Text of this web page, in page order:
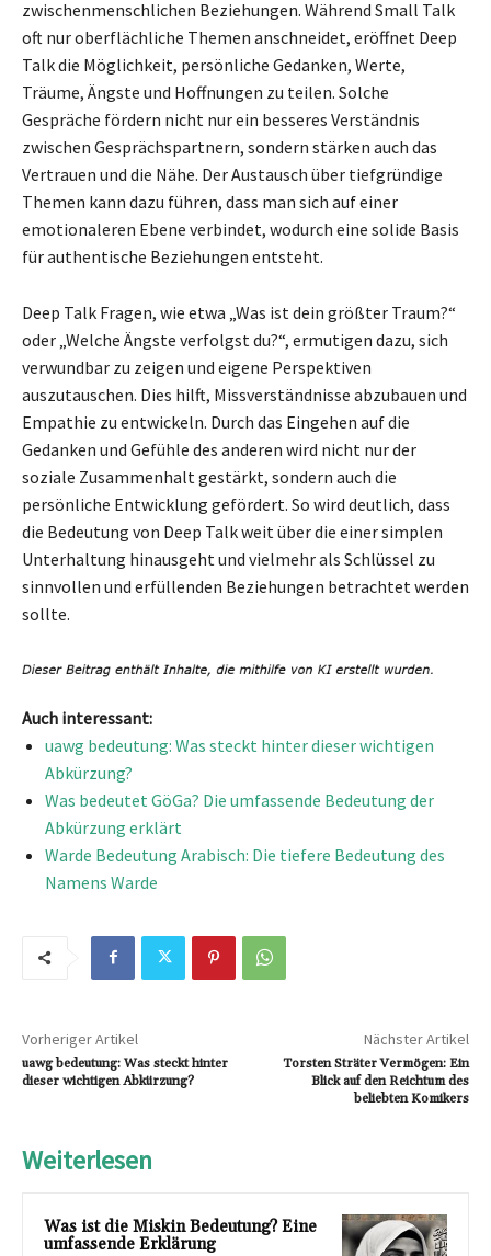
zwischenmenschlichen Beziehungen. Während Small Talk
oft nur oberflächliche Themen anschneidet, eröffnet Deep
Talk die Möglichkeit, persönliche Gedanken, Werte,
Träume, Ängste und Hoffnungen zu teilen. Solche
Gespräche fördern nicht nur ein besseres Verständnis
zwischen Gesprächspartnern, sondern stärken auch das
Vertrauen und die Nähe. Der Austausch über tiefgründige
Themen kann dazu führen, dass man sich auf einer
emotionaleren Ebene verbindet, wodurch eine solide Basis
für authentische Beziehungen entsteht.
Deep Talk Fragen, wie etwa „Was ist dein größter Traum?“
oder „Welche Ängste verfolgst du?“, ermutigen dazu, sich
verwundbar zu zeigen und eigene Perspektiven
auszutauschen. Dies hilft, Missverständnisse abzubauen und
Empathie zu entwickeln. Durch das Eingehen auf die
Gedanken und Gefühle des anderen wird nicht nur der
soziale Zusammenhalt gestärkt, sondern auch die
persönliche Entwicklung gefördert. So wird deutlich, dass
die Bedeutung von Deep Talk weit über die einer simplen
Unterhaltung hinausgeht und vielmehr als Schlüssel zu
sinnvollen und erfüllenden Beziehungen betrachtet werden
sollte.
Auch interessant:
uawg bedeutung: Was steckt hinter dieser wichtigen
Abkürzung?
Was bedeutet GöGa? Die umfassende Bedeutung der
Abkürzung erklärt
Warde Bedeutung Arabisch: Die tiefere Bedeutung des
Namens Warde
Vorheriger Artikel
uawg bedeutung: Was steckt hinter
dieser wichtigen Abkürzung?
Nächster Artikel
Torsten Sträter Vermögen: Ein
Blick auf den Reichtum des
beliebten Komikers
Weiterlesen
Was ist die Miskin Bedeutung? Eine
umfassende Erklärung